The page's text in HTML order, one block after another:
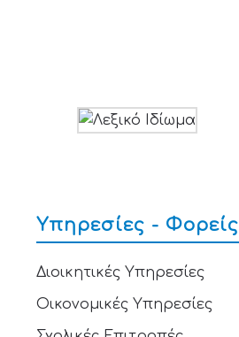
Υπηρεσίες - Φορείς
Διοικητικές Υπηρεσίες
Οικονομικές Υπηρεσίες